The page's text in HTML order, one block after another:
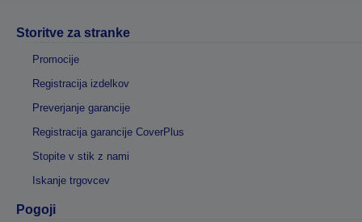
Storitve za stranke
Promocije
Registracija izdelkov
Preverjanje garancije
Registracija garancije CoverPlus
Stopite v stik z nami
Iskanje trgovcev
Pogoji